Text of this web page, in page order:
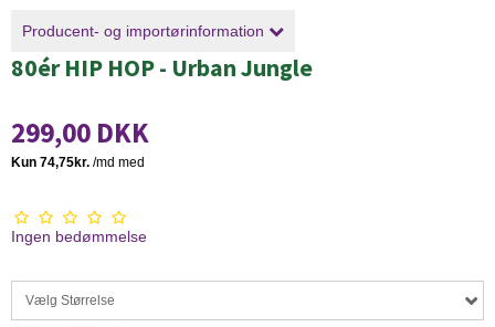
Producent- og importørinformation
80ér HIP HOP - Urban Jungle
299,00 DKK
Ingen bedømmelse
Vælg Størrelse